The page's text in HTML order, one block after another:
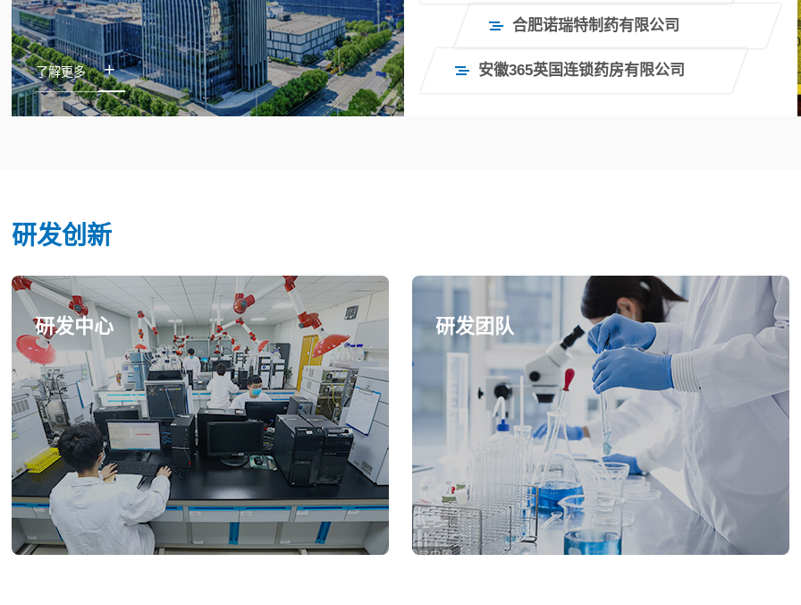
了解更多 +
合肥诺瑞特制药有限公司
安徽365英国连锁药房有限公司
研发创新
研发中心 研发团队